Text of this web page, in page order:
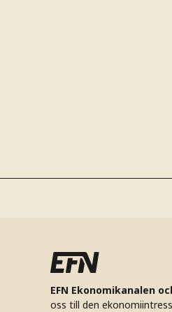
EFN Ekonomikanalen
oss till den